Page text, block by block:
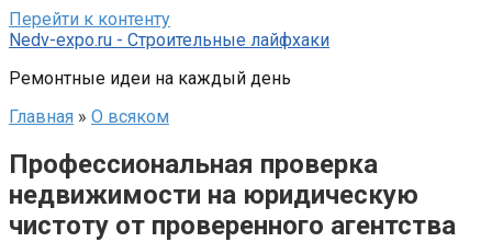
Перейти к контенту
Nedv-expo.ru - Строительные лайфхаки
Ремонтные идеи на каждый день
Главная » О всяком
Профессиональная проверка
недвижимости на юридическую
чистоту от проверенного агентства